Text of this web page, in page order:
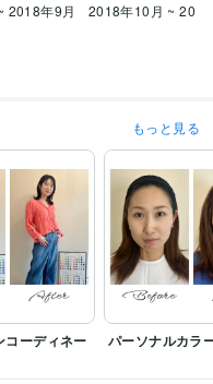
2018年9月
2018年10月 ~ 20
デ、カラー・骨格診断
コーデ、カラー・骨格診断
もっと見る
コーディネー
パーソナルカラ